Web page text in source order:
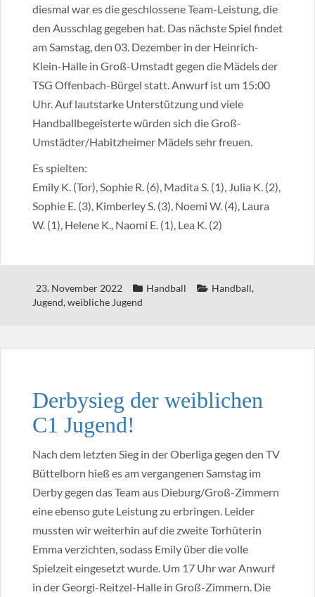
diesmal war es die geschlossene Team-Leistung, die
den Ausschlag gegeben hat. Das nächste Spiel findet
am Samstag, den 03. Dezember in der Heinrich-
Klein-Halle in Groß-Umstadt gegen die Mädels der
TSG Offenbach-Bürgel statt. Anwurf ist um 15:00
Uhr. Auf lautstarke Unterstützung und viele
Handballbegeisterte würden sich die Groß-
Umstädter/Habitzheimer Mädels sehr freuen.
Es spielten:
Emily K. (Tor), Sophie R. (6), Madita S. (1), Julia K. (2),
Sophie E. (3), Kimberley S. (3), Noemi W. (4), Laura
W. (1), Helene K., Naomi E. (1), Lea K. (2)
23. November 2022 Handball Handball,
Jugend,weibliche Jugend
Derbysieg der weiblichen
C1 Jugend!
Nach dem letzten Sieg in der Oberliga gegen den TV
Büttelborn hieß es am vergangenen Samstag im
Derby gegen das Team aus Dieburg/Groß-Zimmern
eine ebenso gute Leistung zu erbringen. Leider
mussten wir weiterhin auf die zweite Torhüterin
Emma verzichten, sodass Emily über die volle
Spielzeit eingesetzt wurde. Um 17 Uhr war Anwurf
in der Georgi-Reitzel-Halle in Groß-Zimmern. Die